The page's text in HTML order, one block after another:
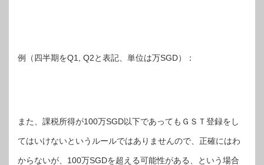
例（四半期をQ1, Q2と表記、単位は万SGD）：
また、課税所得が100万SGD以下であってもＧＳＴ登録をし
てはいけないというルールではありませんので、正確にはわ
からないが、100万SGDを超える可能性がある、という場合